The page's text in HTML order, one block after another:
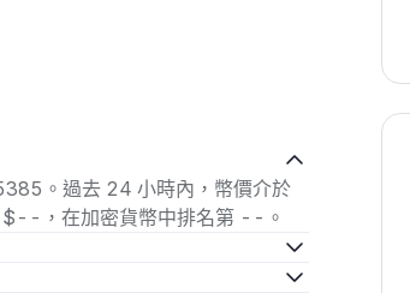
。過去 24 小時內，幣價介於
，在加密貨幣中排名第 --。